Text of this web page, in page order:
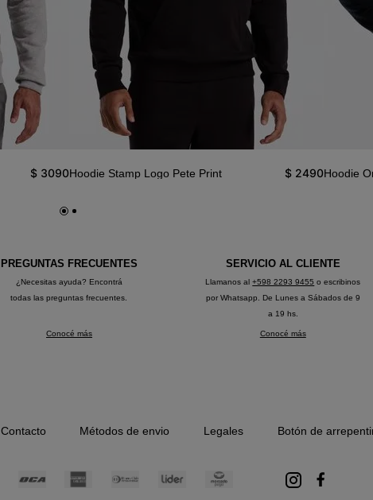
$ 3090Hoodie Stamp Logo Pete Print $ 2490Hoodie
PREGUNTAS FRECUENTES
¿Necesitas ayuda? Encontrá
todas las preguntas frecuentes.
Conocé más
SERVICIO AL CLIENTE
Llamanos al+598 2293 9455 o escribinos
por Whatsapp. De Lunes a Sábados de 9
a 19 hs.
Conocé más
Contacto Métodos de envio Legales Botón de